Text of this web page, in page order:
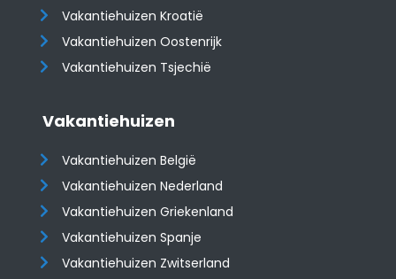
Vakantiehuizen Kroatië
​​​​​​​Vakantiehuizen Oostenrijk
Vakantiehuizen Tsjechië
Vakantiehuizen
Vakantiehuizen België
Vakantiehuizen Nederland
Vakantiehuizen Griekenland
Vakantiehuizen Spanje
​​​​​​​Vakantiehuizen Zwitserland